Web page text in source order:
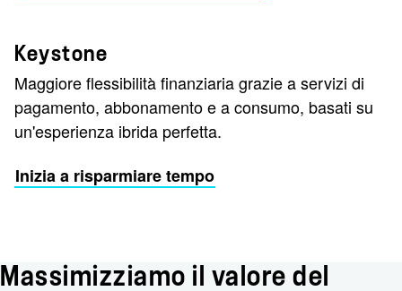
Keystone
Maggiore flessibilità finanziaria grazie a servizi di
pagamento, abbonamento e a consumo, basati su
un'esperienza ibrida perfetta.
Inizia a risparmiare tempo
Massimizziamo il valore del